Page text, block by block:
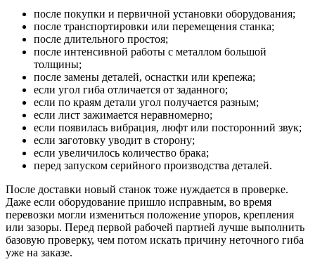
после покупки и первичной установки оборудования;
после транспортировки или перемещения станка;
после длительного простоя;
после интенсивной работы с металлом большой
толщины;
после замены деталей, оснастки или крепежа;
если угол гиба отличается от заданного;
если по краям детали угол получается разным;
если лист зажимается неравномерно;
если появилась вибрация, люфт или посторонний звук;
если заготовку уводит в сторону;
если увеличилось количество брака;
перед запуском серийного производства деталей.
После доставки новый станок тоже нуждается в проверке.
Даже если оборудование пришло исправным, во время
перевозки могли измениться положение упоров, крепления
или зазоры. Перед первой рабочей партией лучше выполнить
базовую проверку, чем потом искать причину неточного гиба
уже на заказе.